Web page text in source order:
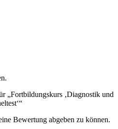
„Fortbildungskurs ‚Diagnostik und
Bewertung abgeben zu können.